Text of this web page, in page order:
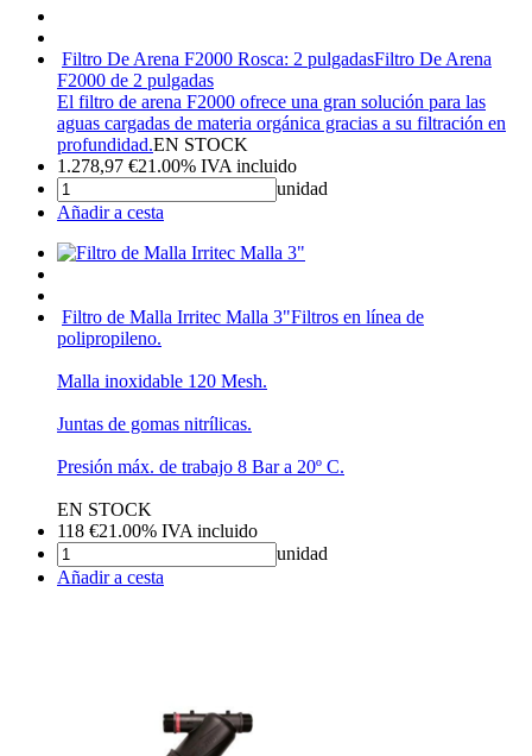
Filtro De Arena F2000 Rosca: 2 pulgadasFiltro De Arena
F2000 de 2 pulgadas
El filtro de arena F2000 ofrece una gran solución para las
aguas cargadas de materia orgánica gracias a su filtración en
profundidad.EN STOCK
1.278,97 €21.00% IVA incluido
unidad
Añadir a cesta
Filtro de Malla Irritec Malla 3"Filtros en línea de
polipropileno.
Malla inoxidable 120 Mesh.
Juntas de gomas nitrílicas.
Presión máx. de trabajo 8 Bar a 20º C.
EN STOCK
118 €21.00% IVA incluido
unidad
Añadir a cesta